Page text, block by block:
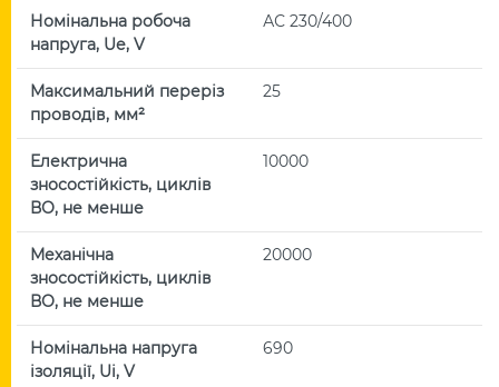
Номінальна робоча
напруга, Uе, V
АС 230/400
Максимальний переріз
проводів, мм²
25
Електрична
зносостійкість, циклів
ВО, не менше
10000
Механічна
зносостійкість, циклів
ВО, не менше
20000
Номінальна напруга
ізоляції, Ui, V
690